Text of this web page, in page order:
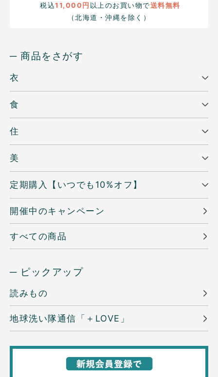
税込11,000円 以上のお買い物で送料無料
（北海道・沖縄を除く）
─ 商品をさがす
衣
食
住
美
定期購入【いつでも10%オフ】
開催中のキャンペーン
すべての商品
─ ピックアップ
読みもの
地球洗い隊通信「＋LOVE」